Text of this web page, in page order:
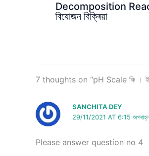
Decomposition
বিযোজন বিক্ৰিয়া
7 thoughts on “pH Scale কি । ই
SANCHITA DEY
29/11/2021 AT 6:15
Please answer question no 4